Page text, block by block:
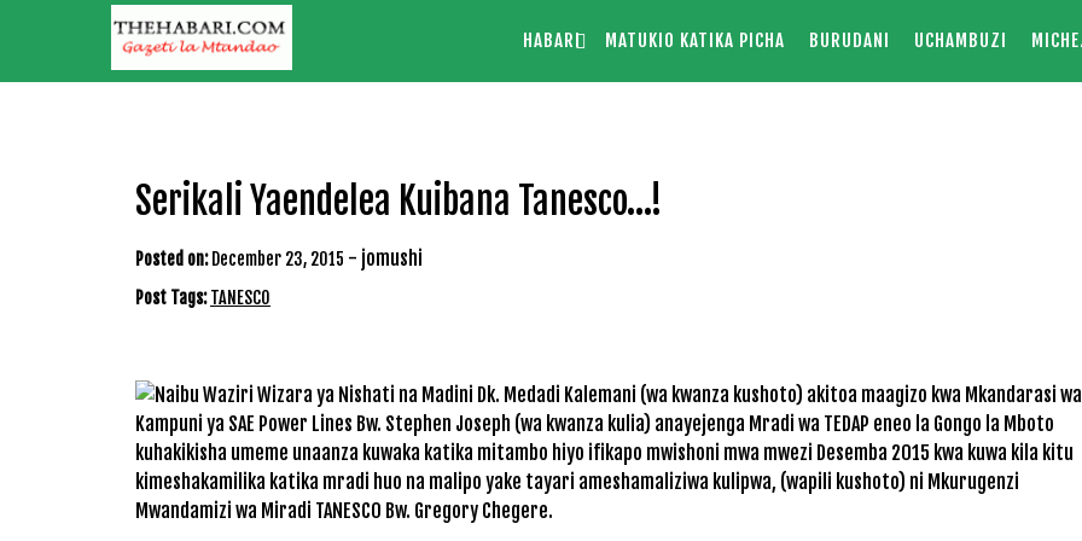
HABARI MATUKIO KATIKA PICHA BURUDANI UCHAMBUZI
Serikali Yaendelea Kuibana Tanesco…!
Posted on: December 23, 2015 - jomushi
Post Tags:TANESCO